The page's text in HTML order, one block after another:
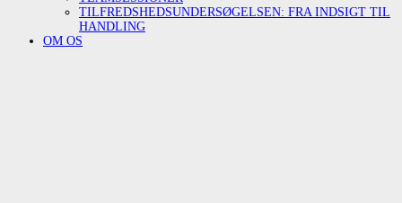
TILFREDSHEDSUNDERSØGELSEN: FRA INDSIGT TIL
HANDLING
OM OS